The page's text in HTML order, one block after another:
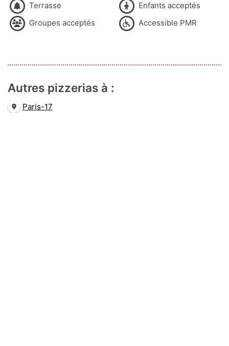
Terrasse
Enfants acceptés
Groupes acceptés
Accessible PMR
Autres pizzerias à :
Paris-17